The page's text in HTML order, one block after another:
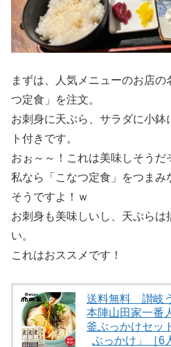
まずは、人気メニューのお店
つ定食」を注文。
お刺身に天ぷら、サラダに小
ト付きです。
おぉ～～！これは美味しそうだ
私なら「こなつ定食」をつまみ
そうですよ！ｗ
お刺身も美味しいし、天ぷらは
い。
これはおススメです！
送料無料 讃岐
本陣山田家一番
釜ぶっかけセッ
ぶっかけ」［6